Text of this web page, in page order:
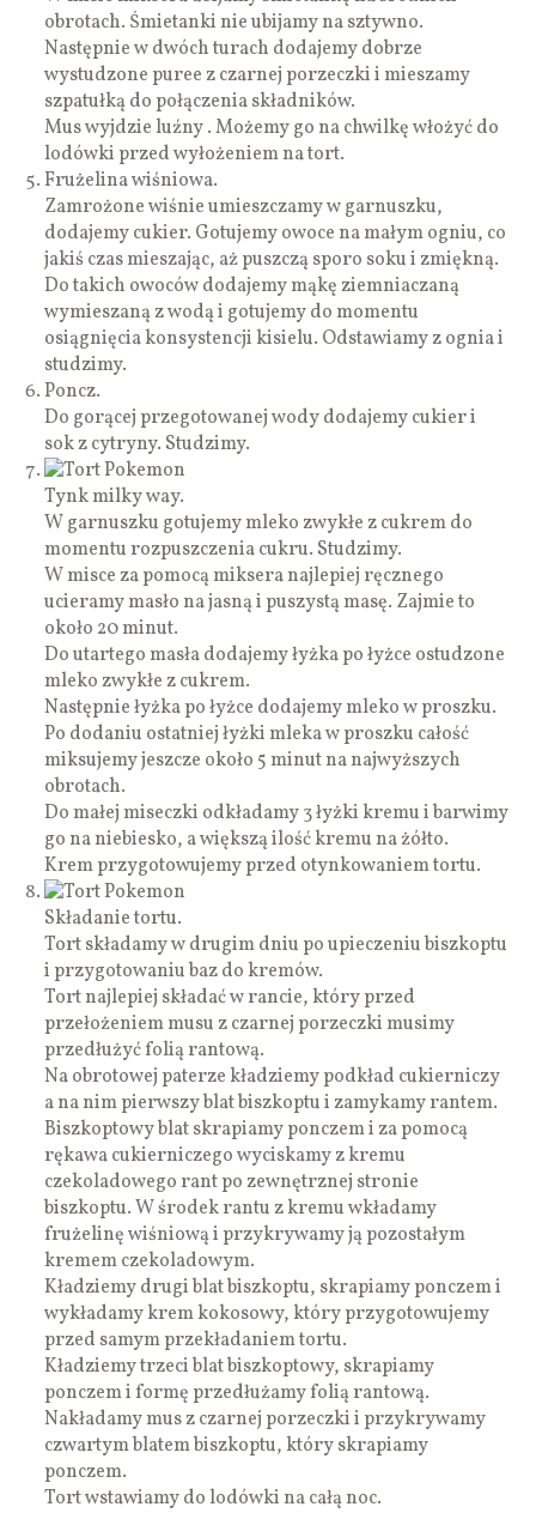
obrotach. Śmietanki nie ubijamy na sztywno.
Następnie w dwóch turach dodajemy dobrze
wystudzone puree z czarnej porzeczki i mieszamy
szpatułką do połączenia składników.
Mus wyjdzie luźny . Możemy go na chwilkę włożyć do
lodówki przed wyłożeniem na tort.
Frużelina wiśniowa.
Zamrożone wiśnie umieszczamy w garnuszku,
dodajemy cukier. Gotujemy owoce na małym ogniu, co
jakiś czas mieszając, aż puszczą sporo soku i zmiękną.
Do takich owoców dodajemy mąkę ziemniaczaną
wymieszaną z wodą i gotujemy do momentu
osiągnięcia konsystencji kisielu. Odstawiamy z ognia i
studzimy.
Poncz.
Do gorącej przegotowanej wody dodajemy cukier i
sok z cytryny. Studzimy.
Tynk milky way.
W garnuszku gotujemy mleko zwykłe z cukrem do
momentu rozpuszczenia cukru. Studzimy.
W misce za pomocą miksera najlepiej ręcznego
ucieramy masło na jasną i puszystą masę. Zajmie to
około 20 minut.
Do utartego masła dodajemy łyżka po łyżce ostudzone
mleko zwykłe z cukrem.
Następnie łyżka po łyżce dodajemy mleko w proszku.
Po dodaniu ostatniej łyżki mleka w proszku całość
miksujemy jeszcze około 5 minut na najwyższych
obrotach.
Do małej miseczki odkładamy 3 łyżki kremu i barwimy
go na niebiesko, a większą ilość kremu na żółto.
Krem przygotowujemy przed otynkowaniem tortu.
Składanie tortu.
Tort składamy w drugim dniu po upieczeniu biszkoptu
i przygotowaniu baz do kremów.
Tort najlepiej składać w rancie, który przed
przełożeniem musu z czarnej porzeczki musimy
przedłużyć folią rantową.
Na obrotowej paterze kładziemy podkład cukierniczy
a na nim pierwszy blat biszkoptu i zamykamy rantem.
Biszkoptowy blat skrapiamy ponczem i za pomocą
rękawa cukierniczego wyciskamy z kremu
czekoladowego rant po zewnętrznej stronie
biszkoptu. W środek rantu z kremu wkładamy
frużelinę wiśniową i przykrywamy ją pozostałym
kremem czekoladowym.
Kładziemy drugi blat biszkoptu, skrapiamy ponczem i
wykładamy krem kokosowy, który przygotowujemy
przed samym przekładaniem tortu.
Kładziemy trzeci blat biszkoptowy, skrapiamy
ponczem i formę przedłużamy folią rantową.
Nakładamy mus z czarnej porzeczki i przykrywamy
czwartym blatem biszkoptu, który skrapiamy
ponczem.
Tort wstawiamy do lodówki na całą noc.